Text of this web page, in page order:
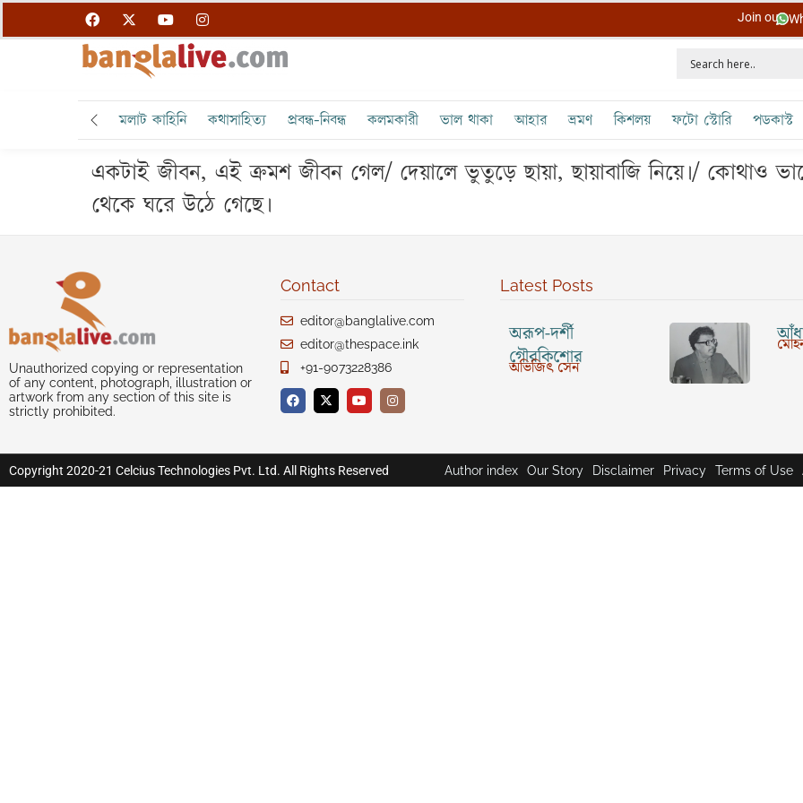
Join our
মলাট কাহিনি কথাসাহিত্য প্রবন্ধ-নিবন্ধ কলমকারী ভাল থাকা আহার ভ্রমণ কিশলয় ফটো স্টোরি পডকাস্ট
একটাই জীবন, এই ক্রমশ জীবন গেল/ দেয়ালে ভুতুড়ে ছায়া, ছায়াবাজি নিয়ে।/ কোথাও
থেকে ঘরে উঠে গেছে।
Unauthorized copying or representation
of any content, photograph, illustration or
artwork from any section of this site is
strictly prohibited.
Contact
editor@banglalive.com
editor@thespace.ink
+91-9073228386
Latest Posts
অরূপ-দর্শী
গৌরকিশোর
অভিজিৎ সেন
Copyright 2020-21 Celcius Technologies Pvt. Ltd. All Rights Reserved Author index Our Story Disclaimer Privacy Terms of Use